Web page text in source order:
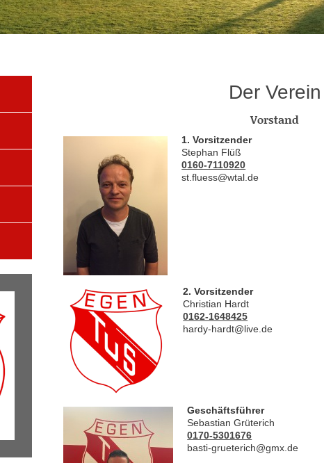
Der Verein
Vorstand
1. Vorsitzender
Stephan Flüß
0160-7110920
st.fluess@wtal.de
2. Vorsitzender
Christian Hardt
0162-1648425
hardy-hardt@live.de
Geschäftsführer
Sebastian Grüterich
0170-5301676
basti-grueterich@gmx.de